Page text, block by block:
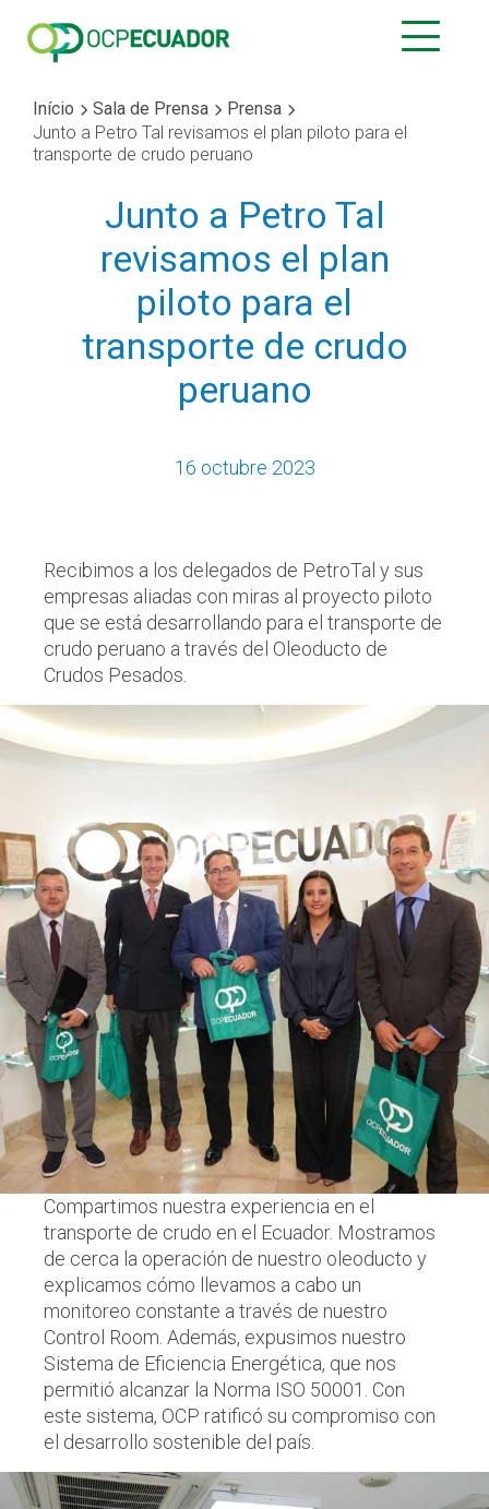
Início Sala de Prensa
Prensa
Junto a Petro Tal revisamos el plan piloto para el
transporte de crudo peruano
Junto a Petro Tal
revisamos el plan
piloto para el
transporte de crudo
peruano
16 octubre 2023
Recibimos a los delegados de PetroTal y sus
empresas aliadas con miras al proyecto piloto
que se está desarrollando para el transporte de
crudo peruano a través del Oleoducto de
Crudos Pesados.
Compartimos nuestra experiencia en el
transporte de crudo en el Ecuador. Mostramos
de cerca la operación de nuestro oleoducto y
explicamos cómo llevamos a cabo un
monitoreo constante a través de nuestro
Control Room. Además, expusimos nuestro
Sistema de Eficiencia Energética, que nos
permitió alcanzar la Norma ISO 50001. Con
este sistema, OCP ratificó su compromiso con
el desarrollo sostenible del país.